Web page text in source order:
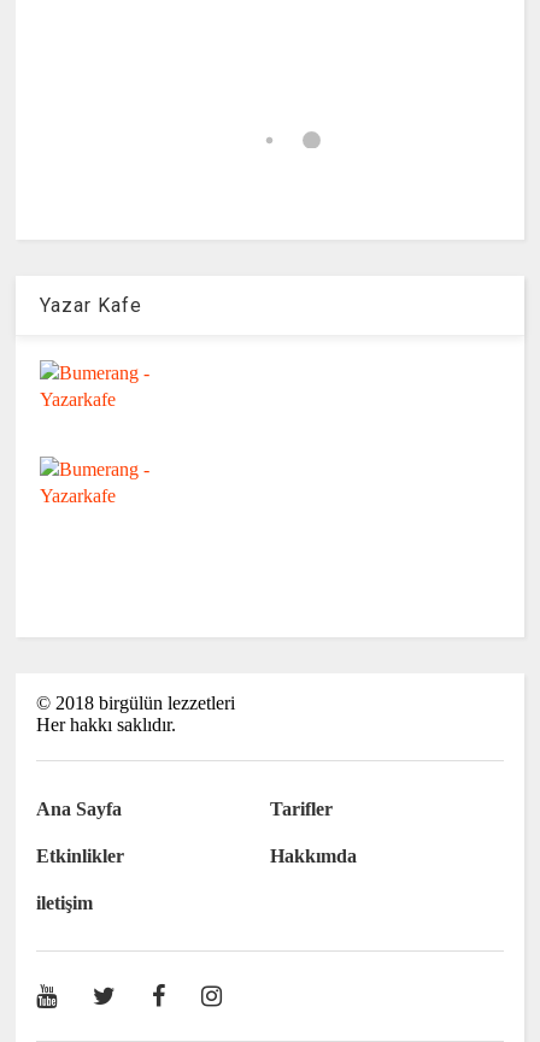
Yazar Kafe
© 2018 birgülün lezzetleri
Her hakkı saklıdır.
Ana Sayfa Tarifler
Etkinlikler Hakkımda
iletişim